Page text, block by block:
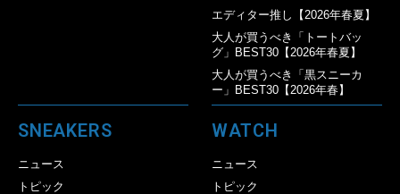
エディター推し【2026年春夏】
大人が買うべき「トートバッ
グ」BEST30【2026年春夏】
大人が買うべき「黒スニーカ
ー」BEST30【2026年春】
SNEAKERS
ニュース
トピック
WATCH
ニュース
トピック